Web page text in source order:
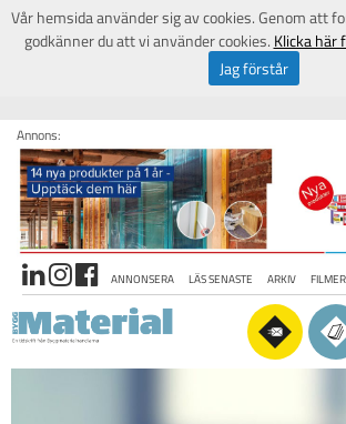
Annons:
ANNONSERA LÄS SENASTE ARKIV FILMER
Vår hemsida använder sig av cookies. Genom att
godkänner du att vi använder cookies. Klicka här
Jag förstår